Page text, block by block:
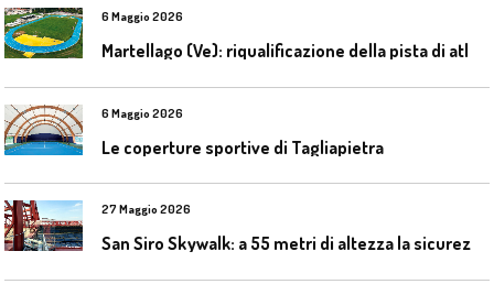
6 Maggio 2026
6 Maggio 2026
Le coperture sportive di Tagliapietra
27 Maggio 2026